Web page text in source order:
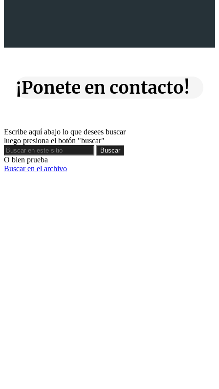
¡Ponete en contacto!
Escribe aquí abajo lo que desees buscar
luego presiona el botón "buscar"
Buscar
Buscar
O bien prueba
Buscar en el archivo